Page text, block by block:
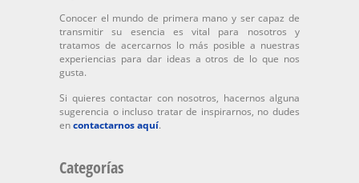
Conocer el mundo de primera mano y ser capaz de
transmitir su esencia es vital para nosotros y
tratamos de acercarnos lo más posible a nuestras
experiencias para dar ideas a otros de lo que nos
gusta.
Si quieres contactar con nosotros, hacernos alguna
sugerencia o incluso tratar de inspirarnos, no dudes
encontactarnos aquí.
Categorías